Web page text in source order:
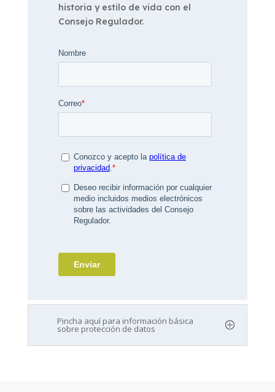
historia y estilo de vida con el
Consejo Regulador.
Pincha aquí para información básica
sobre protección de datos